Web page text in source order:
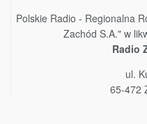
Polskie Radio - Regionalna
Zachód S.A." w
Radio
ul.
65-472